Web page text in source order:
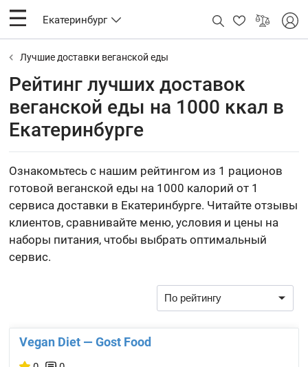
Екатеринбург
Лучшие доставки веганской еды
Рейтинг лучших доставок
веганской еды на 1000 ккал в
Екатеринбурге
Ознакомьтесь с нашим рейтингом из 1 рационов
готовой веганской еды на 1000 калорий от 1
сервиса доставки в Екатеринбурге. Читайте отзывы
клиентов, сравнивайте меню, условия и цены на
наборы питания, чтобы выбрать оптимальный
сервис.
Vegan Diet — Gost Food